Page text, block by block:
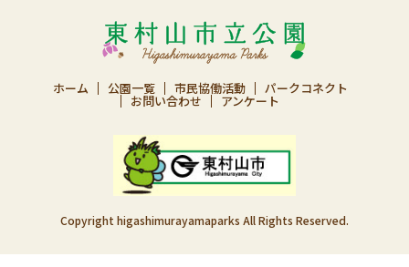
ホーム 公園一覧 市民協働活動 パークコネクト
お問い合わせ アンケート
Copyright higashimurayamaparks All Rights Reserved.